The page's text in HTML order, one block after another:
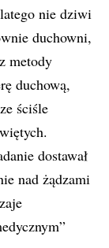
nie dziwi
duchowni,
metody
duchową,
ściśle
dostawał
nad żądzami